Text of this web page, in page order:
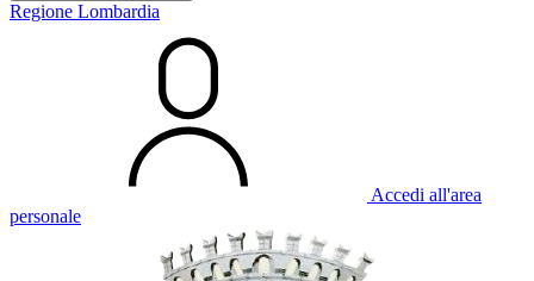
Regione Lombardia
Accedi all'area
personale